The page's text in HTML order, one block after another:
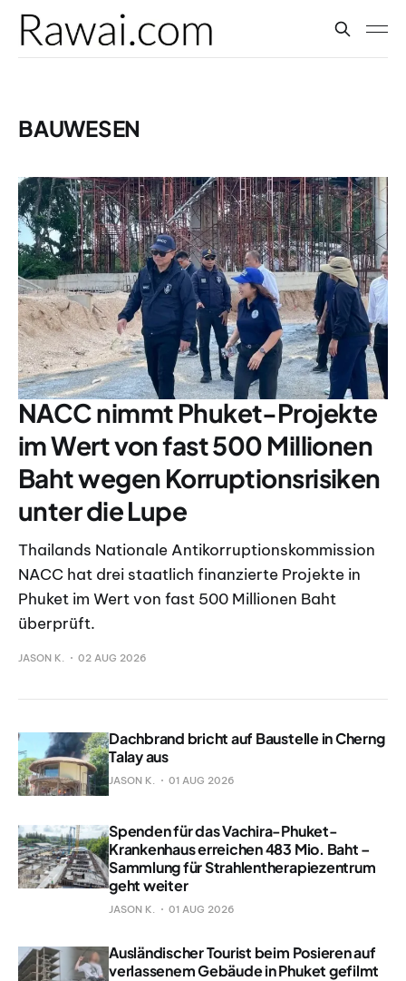
BAUWESEN
NACC nimmt Phuket-Projekte
im Wert von fast 500 Millionen
Baht wegen Korruptionsrisiken
unter die Lupe
Thailands Nationale Antikorruptionskommission
NACC hat drei staatlich finanzierte Projekte in
Phuket im Wert von fast 500 Millionen Baht
überprüft.
JASON K. 02 AUG 2026
Dachbrand bricht auf Baustelle in Cherng
Talay aus
JASON K. 01 AUG 2026
Spenden für das Vachira-Phuket-
Krankenhaus erreichen 483 Mio. Baht –
Sammlung für Strahlentherapiezentrum
geht weiter
JASON K. 01 AUG 2026
Ausländischer Tourist beim Posieren auf
verlassenem Gebäude in Phuket gefilmt